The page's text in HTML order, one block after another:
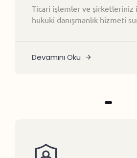
Ticari işlemler ve şirketleriniz
hukuki danışmanlık hizmeti
Devamını Oku